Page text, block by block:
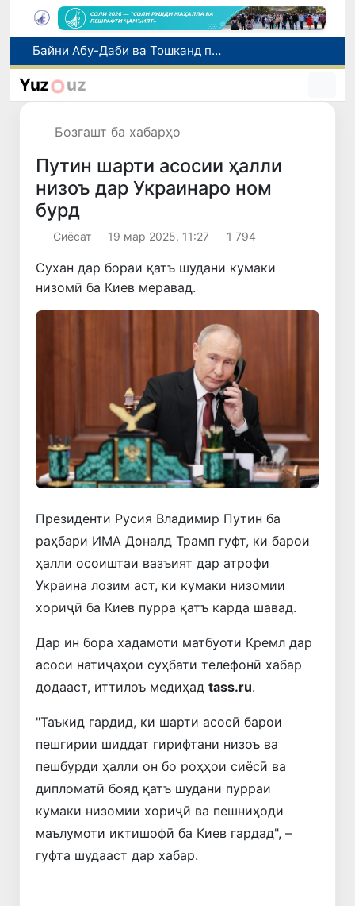
Дар вилояти Фарғона нисбат ба роҳбари филиали Палатаи давлатии кадастр парвандаи ҷиноятӣ оғоз гардид
Тошканд аз рӯи ҳаҷми хидматрасониҳои бозорӣ пешсаф аст: ба пойтахт 41,3 фоиз рост меояд
Yuz uz
Бозгашт ба хабарҳо
Путин шарти асосии ҳалли
низоъ дар Украинаро ном
бурд
Сиёсат 19 мар 2025, 11:27 1 794
Сухан дар бораи қатъ шудани кумаки
низомӣ ба Киев меравад.
Президенти Русия Владимир Путин ба
раҳбари ИМА Доналд Трамп гуфт, ки барои
ҳалли осоиштаи вазъият дар атрофи
Украина лозим аст, ки кумаки низомии
хориҷӣ ба Киев пурра қатъ карда шавад.
Дар ин бора хадамоти матбуоти Кремл дар
асоси натиҷаҳои суҳбати телефонӣ хабар
додааст, иттилоъ медиҳад tass.ru.
"Таъкид гардид, ки шарти асосӣ барои
пешгирии шиддат гирифтани низоъ ва
пешбурди ҳалли он бо роҳҳои сиёсӣ ва
дипломатӣ бояд қатъ шудани пурраи
кумаки низомии хориҷӣ ва пешниҳоди
маълумоти иктишофӣ ба Киев гардад", –
гуфта шудааст дар хабар.